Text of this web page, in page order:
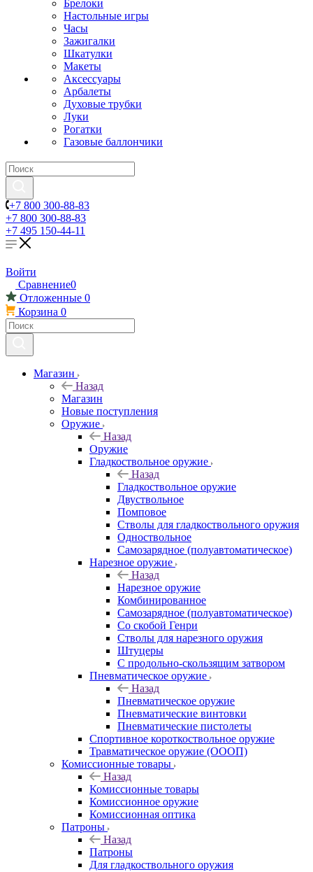
Брелоки
Настольные игры
Часы
Зажигалки
Шкатулки
Макеты
Аксессуары
Арбалеты
Духовые трубки
Луки
Рогатки
Газовые баллончики
+7 800 300-88-83
+7 800 300-88-83
+7 495 150-44-11
Войти
Сравнение0
Отложенные 0
Корзина 0
Магазин
Назад
Магазин
Новые поступления
Оружие
Назад
Оружие
Гладкоствольное оружие
Назад
Гладкоствольное оружие
Двуствольное
Помповое
Стволы для гладкоствольного оружия
Одноствольное
Самозарядное (полуавтоматическое)
Нарезное оружие
Назад
Нарезное оружие
Комбинированное
Самозарядное (полуавтоматическое)
Со скобой Генри
Стволы для нарезного оружия
Штуцеры
С продольно-скользящим затвором
Пневматическое оружие
Назад
Пневматическое оружие
Пневматические винтовки
Пневматические пистолеты
Спортивное короткоствольное оружие
Травматическое оружие (ОООП)
Комиссионные товары
Назад
Комиссионные товары
Комиссионное оружие
Комиссионная оптика
Патроны
Назад
Патроны
Для гладкоствольного оружия